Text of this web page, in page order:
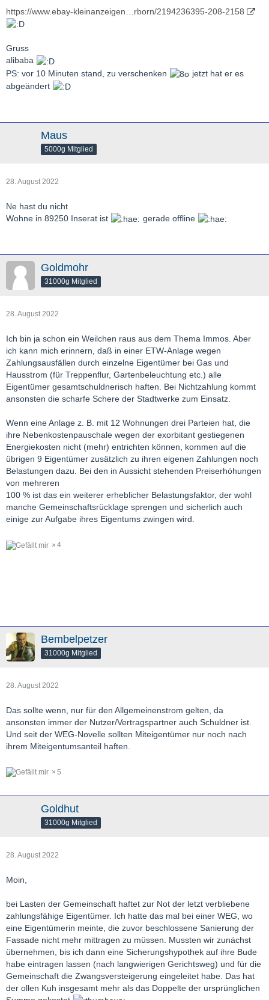
https://www.ebay-kleinanzeigen…rborn/2194236395-208-2158
Gruss
alibaba
PS: vor 10 Minuten stand, zu verschenken
jetzt hat er es
abgeändert
Maus
5000g Mitglied
28. August 2022
Ne hast du nicht
Wohne in 89250 Inserat ist
gerade offline
Goldmohr
31000g Mitglied
28. August 2022
Ich bin ja schon ein Weilchen raus aus dem Thema Immos. Aber
ich kann mich erinnern, daß in einer ETW-Anlage wegen
Zahlungsausfällen durch einzelne Eigentümer bei Gas und
Hausstrom (für Treppenflur, Gartenbeleuchtung etc.) alle
Eigentümer gesamtschuldnerisch haften. Bei Nichtzahlung kommt
ansonsten die scharfe Schere der Stadtwerke zum Einsatz.
Wenn eine Anlage z. B. mit 12 Wohnungen drei Parteien hat, die
ihre Nebenkostenpauschale wegen der exorbitant gestiegenen
Energiekosten nicht (mehr) entrichten können, kommen auf die
übrigen 9 Eigentümer zusätzlich zu ihren eigenen Zahlungen noch
Belastungen dazu. Bei den in Aussicht stehenden Preiserhöhungen
von mehreren
100 % ist das ein weiterer erheblicher Belastungsfaktor, der wohl
manche Gemeinschaftsrücklage sprengen und sicherlich auch
einige zur Aufgabe ihres Eigentums zwingen wird.
4
Bembelpetzer
31000g Mitglied
28. August 2022
Das sollte wenn, nur für den Allgemeinenstrom gelten, da
ansonsten immer der Nutzer/Vertragspartner auch Schuldner ist.
Und seit der WEG-Novelle sollten Miteigentümer nur noch nach
ihrem Miteigentumsanteil haften.
5
Goldhut
31000g Mitglied
28. August 2022
Moin,
bei Lasten der Gemeinschaft haftet zur Not der letzt verbliebene
zahlungsfähige Eigentümer. Ich hatte das mal bei einer WEG, wo
eine Eigentümerin meinte, die zuvor beschlossene Sanierung der
Fassade nicht mehr mittragen zu müssen. Mussten wir zunächst
übernehmen, bis ich dann eine Sicherungshypothek auf ihre Bude
habe eintragen lassen (nach langwierigen Gerichtsweg) und für die
Gemeinschaft die Zwangsversteigerung eingeleitet habe. Das hat
der ollen Kuh insgesamt mehr als das Doppelte der ursprünglichen